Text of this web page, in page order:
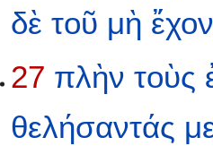
δὲ τοῦ μὴ
27 πλὴν τοὺς
θελήσαντάς